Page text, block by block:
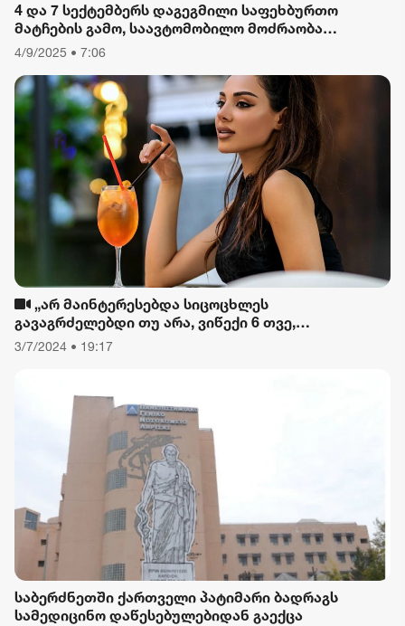
4 და 7 სექტემბერს დაგეგმილი საფეხბურთო
მატჩების გამო, საავტომობილო მოძრაობა
შეიზღუდება
4/9/2025 • 7:06
„არ მაინტერესებდა სიცოცხლეს
გავაგრძელებდი თუ არა, ვიწექი 6 თვე,
დავიწყებული მქონდა კვება, ფიზიკური მოძრაობა“
3/7/2024 • 19:17
საბერძნეთში ქართველი პატიმარი ბადრაგს
სამედიცინო დაწესებულებიდან გაექცა